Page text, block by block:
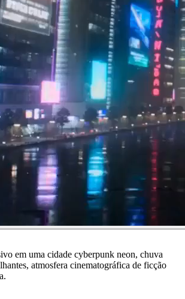
em uma cidade cyberpunk neon, chuva
atmosfera cinematográfica de ficção